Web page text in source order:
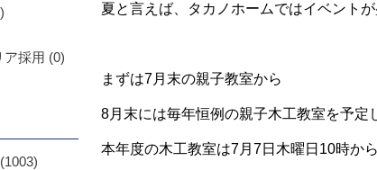
夏と言えば、タカノホームではイベントが
まずは7月末の親子教室から
8月末には毎年恒例の親子木工教室を予定
本年度の木工教室は7月7日木曜日10時か
ア採用 (0)